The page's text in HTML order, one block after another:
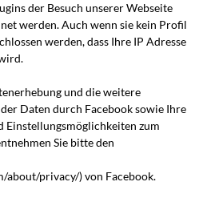
der Besuch unserer Webseite
werden. Auch wenn sie kein Profil
werden, dass Ihre IP Adresse
und die weitere
Daten durch Facebook sowie Ihre
Einstellungsmöglichkeiten zum
Sie bitte den
privacy/) von Facebook.